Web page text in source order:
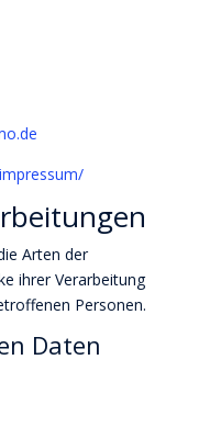
Arten der
ihrer Verarbeitung
Personen.
Daten